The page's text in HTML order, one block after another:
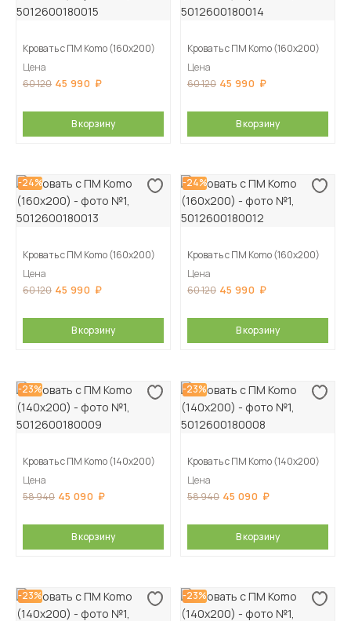
Кровать с ПМ Komo (160х200)
Цена
60 120 45 990
В корзину
Кровать с ПМ Komo (160х200)
Цена
60 120 45 990
В корзину
-24%
Кровать с ПМ Komo (160х200)
Цена
60 120 45 990
В корзину
-24%
Кровать с ПМ Komo (160х200)
Цена
60 120 45 990
В корзину
-23%
Кровать с ПМ Komo (140х200)
Цена
58 940 45 090
В корзину
-23%
Кровать с ПМ Komo (140х200)
Цена
58 940 45 090
В корзину
-23% -23%